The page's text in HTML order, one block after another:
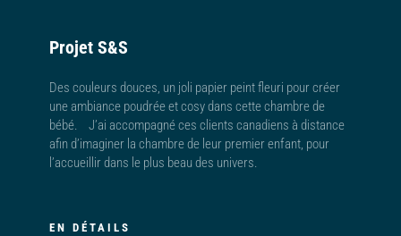
Projet S&S
Des couleurs douces, un joli papier peint fleuri pour créer
une ambiance poudrée et cosy dans cette chambre de
bébé. J’ai accompagné ces clients canadiens à distance
afin d’imaginer la chambre de leur premier enfant, pour
l’accueillir dans le plus beau des univers.
EN DÉTAILS